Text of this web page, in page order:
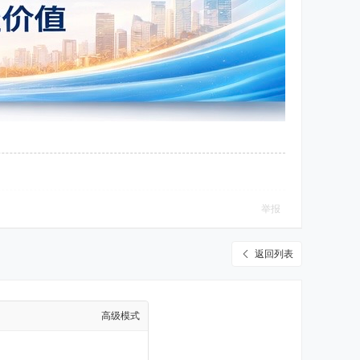
举报
返回列表
高级模式